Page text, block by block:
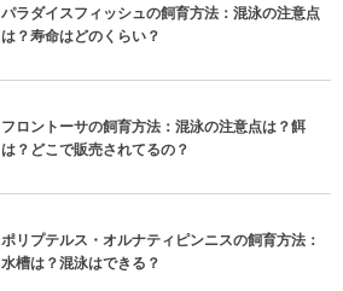
パラダイスフィッシュの飼育方法：混泳の注意点
は？寿命はどのくらい？
フロントーサの飼育方法：混泳の注意点は？餌
は？どこで販売されてるの？
ポリプテルス・オルナティピンニスの飼育方法：
水槽は？混泳はできる？